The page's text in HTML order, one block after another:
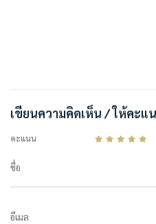
เขียนความคิดเห็น / ให้คะแ
คะแนน
ชื่อ
อีเมล